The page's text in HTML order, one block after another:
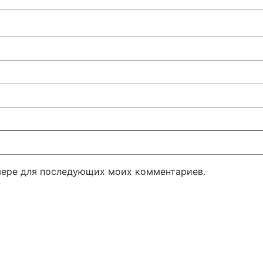
для последующих моих комментариев.